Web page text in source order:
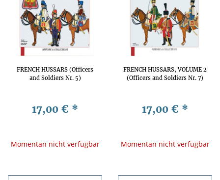
FRENCH HUSSARS (Officers
and Soldiers Nr. 5)
17,00 € *
Momentan nicht verfügbar
FRENCH HUSSARS, VOLUME 2
(Officers and Soldiers Nr. 7)
17,00 € *
Momentan nicht verfügbar